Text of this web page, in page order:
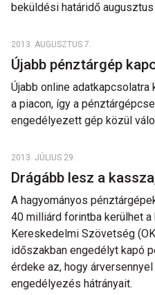
beküldési határidő augusztus
2013. AUGUSZTUS 7.
Újabb pénztárgép
Újabb online
a piacon, így a
engedélyezett gép közül
2013. JÚLIUS 29.
Drágább lesz a
A hagyományos
40 milliárd forintba kerülhet
Kereskedelmi Szövetség
időszakban engedélyt kapó
érdeke az, hogy
engedélyezés hátrányait.